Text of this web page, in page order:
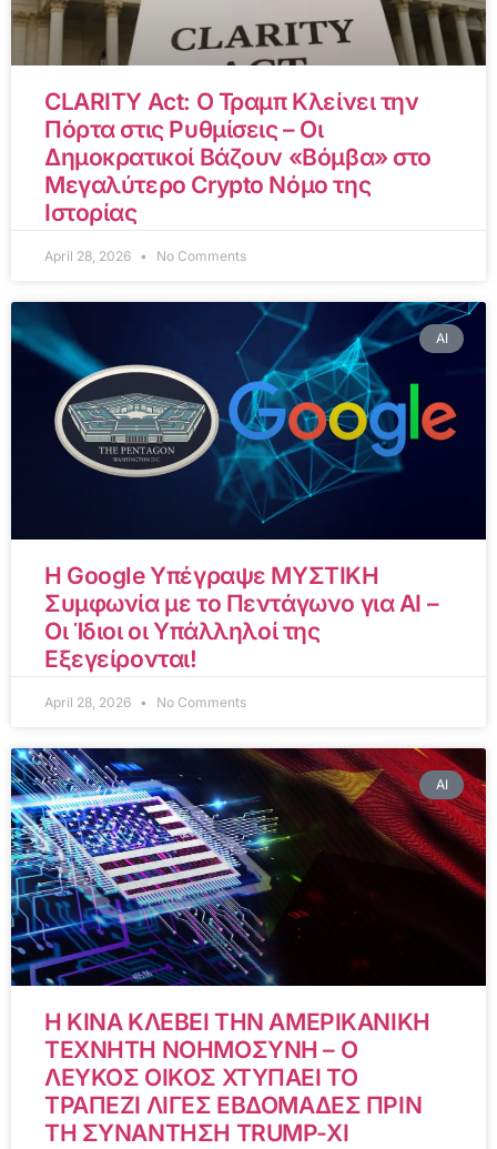
CLARITY Act: Ο Τραμπ Κλείνει την
Πόρτα στις Ρυθμίσεις – Οι
Δημοκρατικοί Βάζουν «Βόμβα» στο
Μεγαλύτερο Crypto Νόμο της
Ιστορίας
April 28, 2026 No Comments
AI
Η Google Υπέγραψε ΜΥΣΤΙΚΗ
Συμφωνία με το Πεντάγωνο για AI –
Οι Ίδιοι οι Υπάλληλοί της
Εξεγείρονται!
April 28, 2026 No Comments
AI
Η ΚΙΝΑ ΚΛΕΒΕΙ ΤΗΝ ΑΜΕΡΙΚΑΝΙΚΗ
ΤΕΧΝΗΤΗ ΝΟΗΜΟΣΥΝΗ – Ο
ΛΕΥΚΟΣ ΟΙΚΟΣ ΧΤΥΠΑΕΙ ΤΟ
ΤΡΑΠΕΖΙ ΛΙΓΕΣ ΕΒΔΟΜΑΔΕΣ ΠΡΙΝ
ΤΗ ΣΥΝΑΝΤΗΣΗ TRUMP-XI